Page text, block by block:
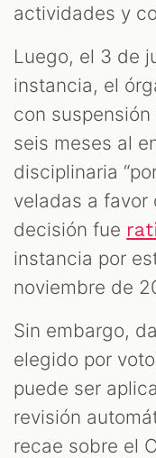
actividades y
Luego, el 3 de
instancia, el
con
seis meses al
disciplinaria
veladas a favor
decisión fue
instancia por
noviembre de
Sin embargo,
elegido por
puede ser
revisión
recae sobre el